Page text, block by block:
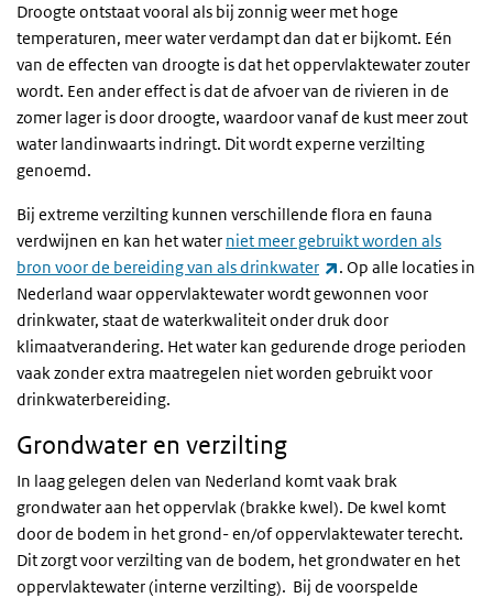
Droogte ontstaat vooral als bij zonnig weer met hoge
temperaturen, meer water verdampt dan dat er bijkomt. Eén
van de effecten van droogte is dat het oppervlaktewater zouter
wordt. Een ander effect is dat de afvoer van de rivieren in de
zomer lager is door droogte, waardoor vanaf de kust meer zout
water landinwaarts indringt. Dit wordt experne verzilting
genoemd.
Bij extreme verzilting kunnen verschillende flora en fauna
verdwijnen en kan het water niet meer gebruikt worden als
bron voor de bereiding van als drinkwater
(externe link)
. Op alle locaties in
Nederland waar oppervlaktewater wordt gewonnen voor
drinkwater, staat de waterkwaliteit onder druk door
klimaatverandering. Het water kan gedurende droge perioden
vaak zonder extra maatregelen niet worden gebruikt voor
drinkwaterbereiding.
Grondwater en verzilting
In laag gelegen delen van Nederland komt vaak brak
grondwater aan het oppervlak (brakke kwel). De kwel komt
door de bodem in het grond- en/of oppervlaktewater terecht.
Dit zorgt voor verzilting van de bodem, het grondwater en het
oppervlaktewater (interne verzilting). Bij de voorspelde